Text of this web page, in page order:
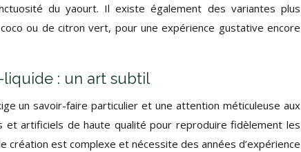
du yaourt. Il existe également des variantes plus
ou de citron vert, pour une expérience gustative encore
: un art subtil
un savoir-faire particulier et une attention méticuleuse aux
et artificiels de haute qualité pour reproduire fidèlement les
création est complexe et nécessite des années d’expérience